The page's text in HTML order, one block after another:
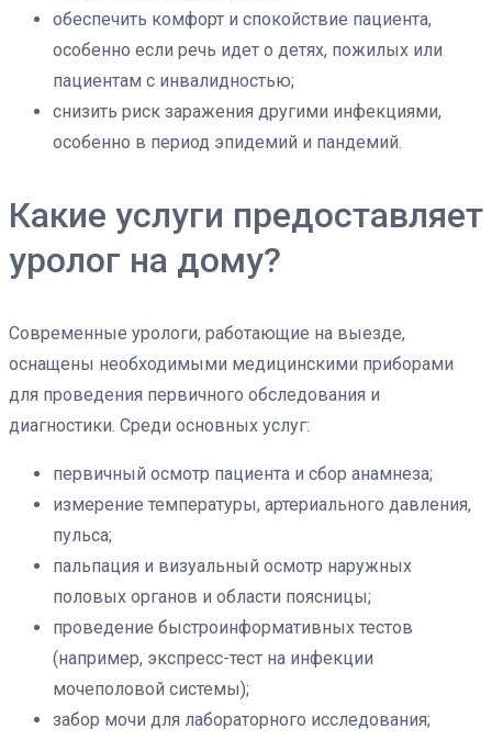
обеспечить комфорт и спокойствие пациента,
особенно если речь идет о детях, пожилых или
пациентам с инвалидностью;
снизить риск заражения другими инфекциями,
особенно в период эпидемий и пандемий.
Какие услуги предоставляет
уролог на дому?
Современные урологи, работающие на выезде,
оснащены необходимыми медицинскими приборами
для проведения первичного обследования и
диагностики. Среди основных услуг:
первичный осмотр пациента и сбор анамнеза;
измерение температуры, артериального давления,
пульса;
пальпация и визуальный осмотр наружных
половых органов и области поясницы;
проведение быстроинформативных тестов
(например, экспресс-тест на инфекции
мочеполовой системы);
забор мочи для лабораторного исследования;